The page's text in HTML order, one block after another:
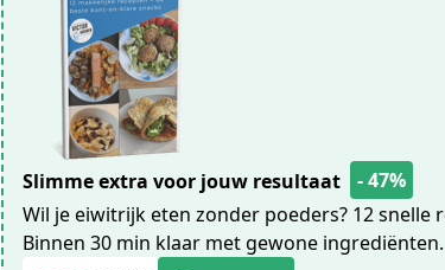
Slimme extra voor jouw resultaat
- 47%
Wil je eiwitrijk eten zonder poeders? 12 snelle
Binnen 30 min klaar met gewone ingrediënten.